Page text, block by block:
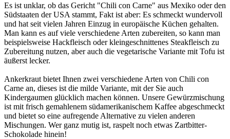
Es ist unklar, ob das Gericht "Chili con Carne" aus Mexiko oder den
Südstaaten der USA stammt, Fakt ist aber: Es schmeckt wundervoll
und hat seit vielen Jahren Einzug in europäische Küchen gehalten.
Man kann es auf viele verschiedene Arten zubereiten, so kann man
beispielsweise Hackfleisch oder kleingeschnittenes Steakfleisch zu
Zubereitung nutzen, aber auch die vegetarische Variante mit Tofu ist
äußerst lecker.
Ankerkraut bietet Ihnen zwei verschiedene Arten von Chili con
Carne an, dieses ist die milde Variante, mit der Sie auch
Kindergaumen glücklich machen können. Unsere Gewürzmischung
ist mit frisch gemahlenem südamerikanischem Kaffee abgeschmeckt
und bietet so eine aufregende Alternative zu vielen anderen
Mischungen. Wer ganz mutig ist, raspelt noch etwas Zartbitter-
Schokolade hinein!